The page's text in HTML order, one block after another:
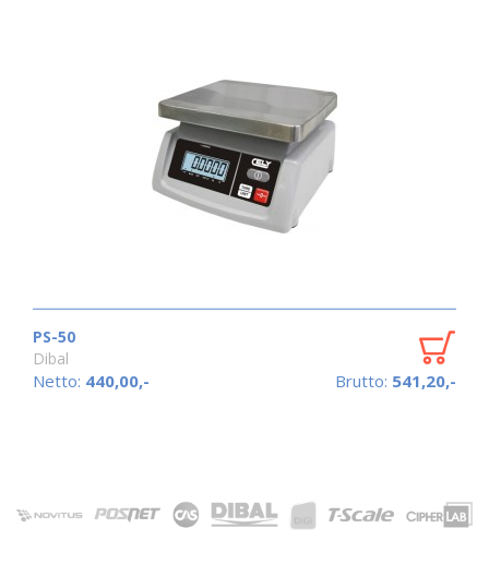
PS-50
Dibal
Netto: 440,00,- Brutto: 541,20,-